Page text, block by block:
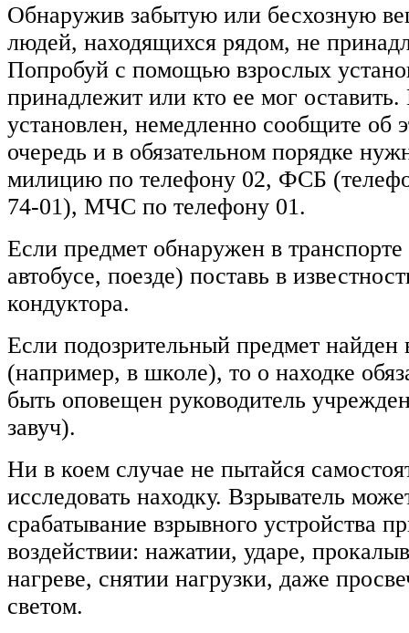
Обнаружив забытую или бесхозную
людей, находящихся рядом, не
Попробуй с помощью взрослых
принадлежит или кто ее мог оставить.
установлен, немедленно сообщите
очередь и в обязательном порядке
милицию по телефону 02, ФСБ
74-01), МЧС по телефону 01.
Если предмет обнаружен в
автобусе, поезде) поставь в
кондуктора.
Если подозрительный предмет найден
(например, в школе), то о находке
быть оповещен руководитель
завуч).
Ни в коем случае не пытайся
исследовать находку. Взрыватель
срабатывание взрывного устройства
воздействии: нажатии, ударе,
нагреве, снятии нагрузки, даже
светом.